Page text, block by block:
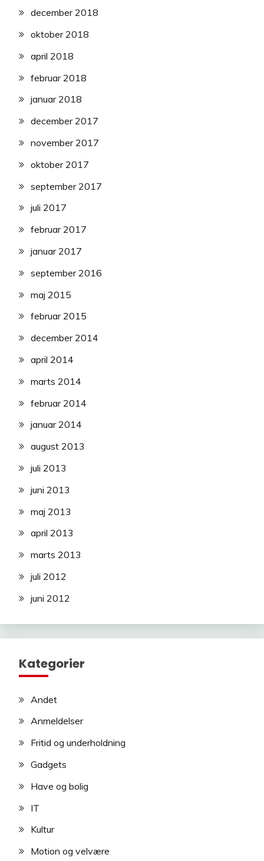
december 2018
oktober 2018
april 2018
februar 2018
januar 2018
december 2017
november 2017
oktober 2017
september 2017
juli 2017
februar 2017
januar 2017
september 2016
maj 2015
februar 2015
december 2014
april 2014
marts 2014
februar 2014
januar 2014
august 2013
juli 2013
juni 2013
maj 2013
april 2013
marts 2013
juli 2012
juni 2012
Kategorier
Andet
Anmeldelser
Fritid og underholdning
Gadgets
Have og bolig
IT
Kultur
Motion og velvære